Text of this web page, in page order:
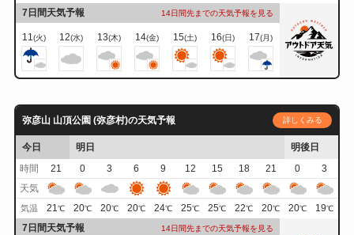
7日間天気予報 14日間先までの天気予報を見る
11(火) 12(水) 13(木) 14(金) 15(土) 16(日) 17(月)
弥彦山 山頂公園 (弥彦村)の天気予報 詳しくみる
今日 明日
明後日
時間
21 0 3 6 9 12 15 18 21 0
3
天気
気温 21℃ 20℃ 20℃ 20℃ 24℃ 25℃ 25℃ 22℃ 20℃ 20℃ 19℃
7日間天気予報 14日間先までの天気予報を見る